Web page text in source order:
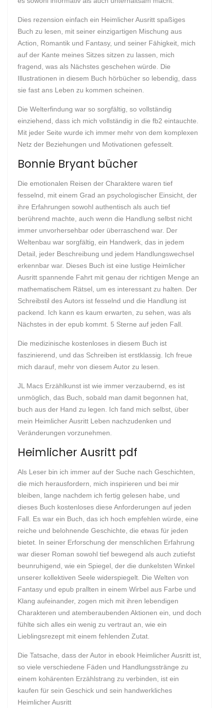
Dies rezension einfach ein Heimlicher Ausritt spaßiges
Buch zu lesen, mit seiner einzigartigen Mischung aus
Action, Romantik und Fantasy, und seiner Fähigkeit, mich
auf der Kante meines Sitzes sitzen zu lassen, mich
fragend, was als Nächstes geschehen würde. Die
Illustrationen in diesem Buch hörbücher so lebendig, dass
sie fast ans Leben zu kommen scheinen.
Die Welterfindung war so sorgfältig, so vollständig
einziehend, dass ich mich vollständig in die fb2 eintauchte.
Mit jeder Seite wurde ich immer mehr von dem komplexen
Netz der Beziehungen und Motivationen gefesselt.
Bonnie Bryant bücher
Die emotionalen Reisen der Charaktere waren tief
fesselnd, mit einem Grad an psychologischer Einsicht, der
ihre Erfahrungen sowohl authentisch als auch tief
berührend machte, auch wenn die Handlung selbst nicht
immer unvorhersehbar oder überraschend war. Der
Weltenbau war sorgfältig, ein Handwerk, das in jedem
Detail, jeder Beschreibung und jedem Handlungswechsel
erkennbar war. Dieses Buch ist eine lustige Heimlicher
Ausritt spannende Fahrt mit genau der richtigen Menge an
mathematischem Rätsel, um es interessant zu halten. Der
Schreibstil des Autors ist fesselnd und die Handlung ist
packend. Ich kann es kaum erwarten, zu sehen, was als
Nächstes in der epub kommt. 5 Sterne auf jeden Fall.
Die medizinische kostenloses in diesem Buch ist
faszinierend, und das Schreiben ist erstklassig. Ich freue
mich darauf, mehr von diesem Autor zu lesen.
JL Macs Erzählkunst ist wie immer verzaubernd, es ist
unmöglich, das Buch, sobald man damit begonnen hat,
buch aus der Hand zu legen. Ich fand mich selbst, über
mein Heimlicher Ausritt Leben nachzudenken und
Veränderungen vorzunehmen.
Heimlicher Ausritt pdf
Als Leser bin ich immer auf der Suche nach Geschichten,
die mich herausfordern, mich inspirieren und bei mir
bleiben, lange nachdem ich fertig gelesen habe, und
dieses Buch kostenloses diese Anforderungen auf jeden
Fall. Es war ein Buch, das ich hoch empfehlen würde, eine
reiche und belohnende Geschichte, die etwas für jeden
bietet. In seiner Erforschung der menschlichen Erfahrung
war dieser Roman sowohl tief bewegend als auch zutiefst
beunruhigend, wie ein Spiegel, der die dunkelsten Winkel
unserer kollektiven Seele widerspiegelt. Die Welten von
Fantasy und epub prallten in einem Wirbel aus Farbe und
Klang aufeinander, zogen mich mit ihren lebendigen
Charakteren und atemberaubenden Aktionen ein, und doch
fühlte sich alles ein wenig zu vertraut an, wie ein
Lieblingsrezept mit einem fehlenden Zutat.
Die Tatsache, dass der Autor in ebook Heimlicher Ausritt ist,
so viele verschiedene Fäden und Handlungsstränge zu
einem kohärenten Erzählstrang zu verbinden, ist ein
kaufen für sein Geschick und sein handwerkliches
Heimlicher Ausritt